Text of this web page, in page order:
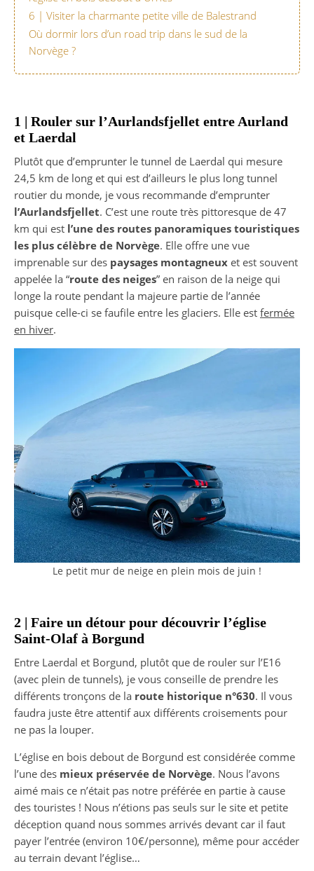
6 | Visiter la charmante petite ville de Balestrand
Où dormir lors d’un road trip dans le sud de la
Norvège ?
1 | Rouler sur l’Aurlandsfjellet entre Aurland
et Laerdal
Plutôt que d’emprunter le tunnel de Laerdal qui mesure
24,5 km de long et qui est d’ailleurs le plus long tunnel
routier du monde, je vous recommande d’emprunter
l’Aurlandsfjellet. C’est une route très pittoresque de 47
km qui est l’une des routes panoramiques touristiques
les plus célèbre de Norvège. Elle offre une vue
imprenable sur des paysages montagneux et est souvent
appelée la “route des neiges” en raison de la neige qui
longe la route pendant la majeure partie de l’année
puisque celle-ci se faufile entre les glaciers. Elle est fermée
en hiver.
Le petit mur de neige en plein mois de juin !
2 | Faire un détour pour découvrir l’église
Saint-Olaf à Borgund
Entre Laerdal et Borgund, plutôt que de rouler sur l’E16
(avec plein de tunnels), je vous conseille de prendre les
différents tronçons de la route historique n°630. Il vous
faudra juste être attentif aux différents croisements pour
ne pas la louper.
L’église en bois debout de Borgund est considérée comme
l’une des mieux préservée de Norvège. Nous l’avons
aimé mais ce n’était pas notre préférée en partie à cause
des touristes ! Nous n’étions pas seuls sur le site et petite
déception quand nous sommes arrivés devant car il faut
payer l’entrée (environ 10€/personne), même pour accéder
au terrain devant l’église…